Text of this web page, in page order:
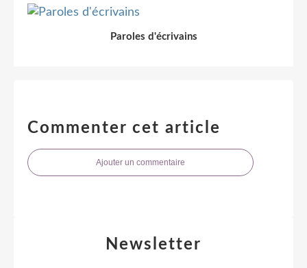
Paroles d'écrivains
Commenter cet article
Ajouter un commentaire
Newsletter